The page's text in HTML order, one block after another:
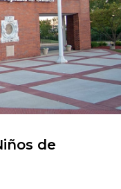
de